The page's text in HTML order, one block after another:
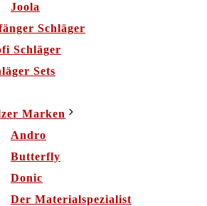
Joola
Schläger
Schläger
Sets
Marken
Andro
Butterfly
Donic
Der Materialspezialist